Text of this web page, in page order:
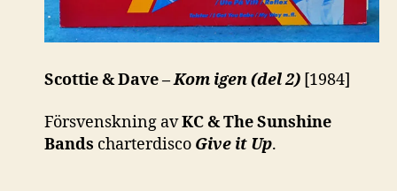
Scottie & Dave –Kom igen (del 2) [1984]
Försvenskning avKC & The Sunshine
Bands charterdisco Give it Up.